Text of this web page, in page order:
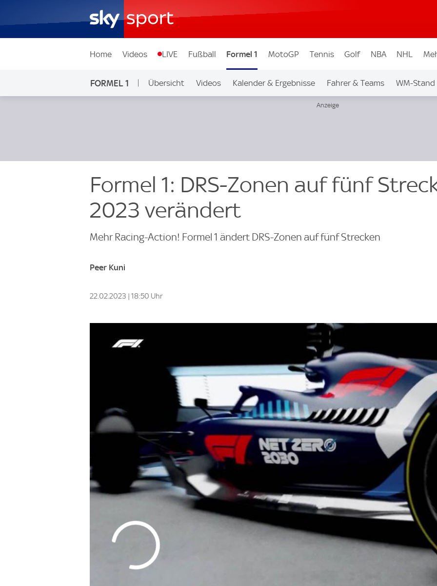
Home Videos LIVE Fußball Formel 1 MotoGP Tennis Golf NBA NHL
FORMEL 1 Übersicht Videos Kalender & Ergebnisse Fahrer & Teams WM-Stand
Formel 1: DRS-Zonen auf fünf
2023 verändert
Mehr Racing-Action! Formel 1 ändert DRS-Zonen auf fünf Strecken
Peer Kuni
22.02.2023 | 18:50 Uhr